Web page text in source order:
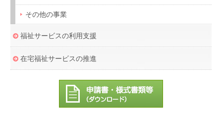
その他の事業
福祉サービスの利用支援
在宅福祉サービスの推進